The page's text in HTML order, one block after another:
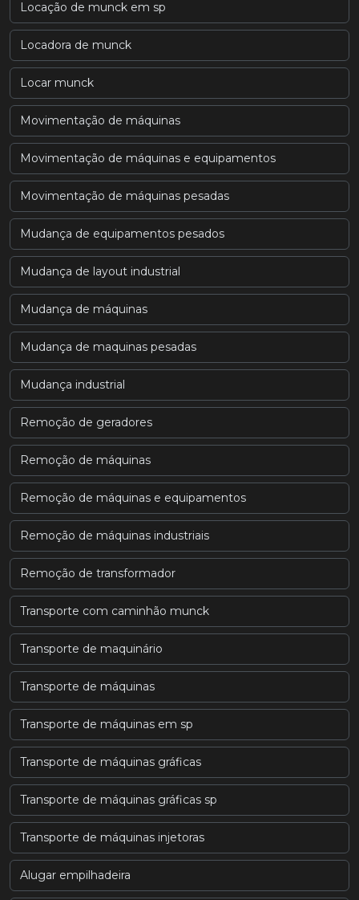
Locação de munck em sp
Locadora de munck
Locar munck
Movimentação de máquinas
Movimentação de máquinas e equipamentos
Movimentação de máquinas pesadas
Mudança de equipamentos pesados
Mudança de layout industrial
Mudança de máquinas
Mudança de maquinas pesadas
Mudança industrial
Remoção de geradores
Remoção de máquinas
Remoção de máquinas e equipamentos
Remoção de máquinas industriais
Remoção de transformador
Transporte com caminhão munck
Transporte de maquinário
Transporte de máquinas
Transporte de máquinas em sp
Transporte de máquinas gráficas
Transporte de máquinas gráficas sp
Transporte de máquinas injetoras
Alugar empilhadeira